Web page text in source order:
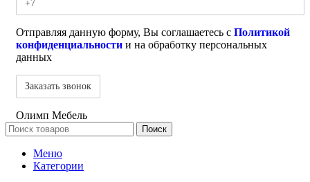
Отправляя данную форму, Вы соглашаетесь с Политикой
конфиденциальности и на обработку персональных
данных
Олимп Мебель
Поиск
Меню
Категории